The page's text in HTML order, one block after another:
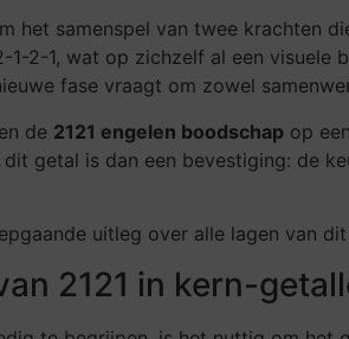
het samenspel van twee krachten
1-2-1, wat op zichzelf al een visuele
fase vraagt om zowel
de 2121 engelen boodschap op
dit getal is dan een bevestiging: de
uitleg over alle lagen van
2121 in kern-